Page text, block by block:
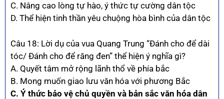
C. Nâng cao lòng tự hào, ý thức tự cường dân tộc
D. Thể hiện tinh thần yêu chuộng hòa bình của dân tộc
Câu 18: Lời dụ của vua Quang Trung “Đánh cho để dài
tóc/ Đánh cho để răng đen” thể hiện ý nghĩa gì?
A. Quyết tâm mở rộng lãnh thổ về phía bắc
B. Mong muốn giao lưu văn hóa với phương Bắc
C. Ý thức bảo vệ chủ quyền và bản sắc văn hóa dân